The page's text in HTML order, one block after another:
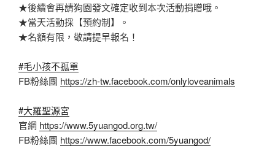
★後續會再請狗園發文確定收到本次活動捐贈哦。
★當天活動採【預約制】。
★名額有限，敬請提早報名！
#毛小孩不孤單
FB粉絲團 https://zh-tw.facebook.com/onlyloveanimals
#大羅聖源宮
官網 https://www.5yuangod.org.tw/
FB粉絲團 https://www.facebook.com/5yuangod/